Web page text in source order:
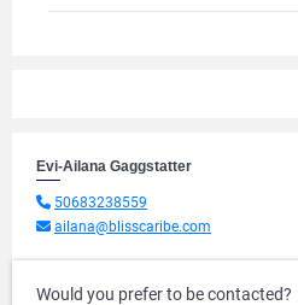
Evi-Ailana Gaggstatter
50683238559
ailana@blisscaribe.com
Would you prefer to be contacted?